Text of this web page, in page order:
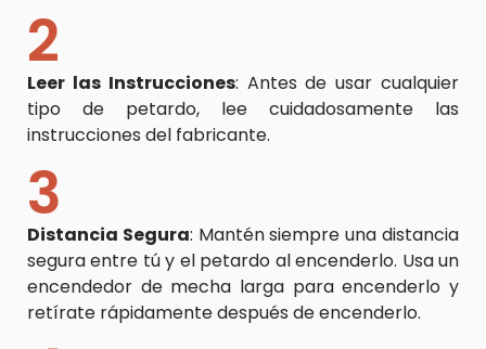
2
Leer las Instrucciones: Antes de usar cualquier
tipo de petardo, lee cuidadosamente las
instrucciones del fabricante.
3
Distancia Segura: Mantén siempre una distancia
segura entre tú y el petardo al encenderlo. Usa un
encendedor de mecha larga para encenderlo y
retírate rápidamente después de encenderlo.